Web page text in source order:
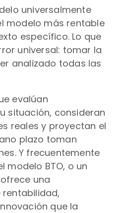
universalmente
modelo más rentable
específico. Lo que
universal: tomar la
analizado todas las
evalúan
situación, consideran
reales y proyectan el
plazo toman
Y frecuentemente
modelo BTO, o un
una
que la